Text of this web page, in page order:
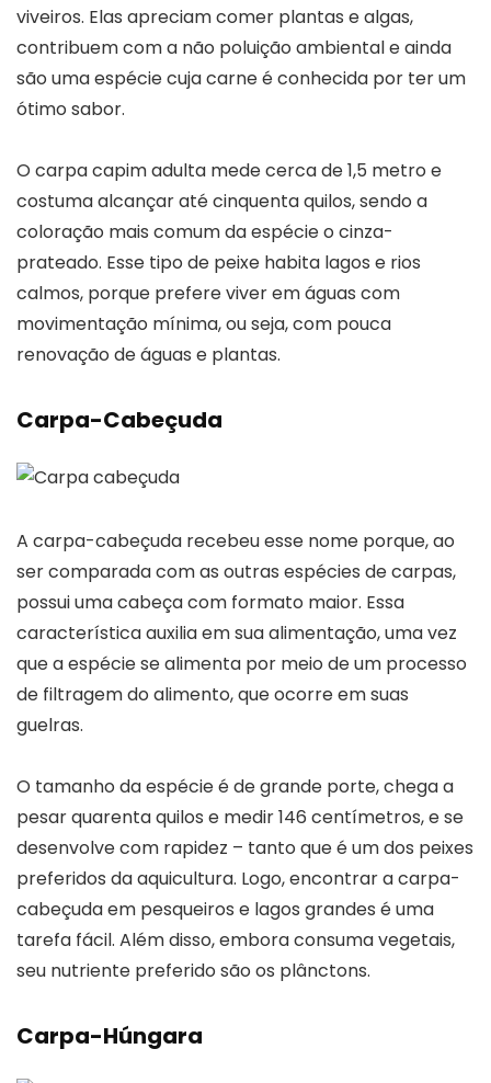
viveiros. Elas apreciam comer plantas e algas,
contribuem com a não poluição ambiental e ainda
são uma espécie cuja carne é conhecida por ter um
ótimo sabor.
O carpa capim adulta mede cerca de 1,5 metro e
costuma alcançar até cinquenta quilos, sendo a
coloração mais comum da espécie o cinza-
prateado. Esse tipo de peixe habita lagos e rios
calmos, porque prefere viver em águas com
movimentação mínima, ou seja, com pouca
renovação de águas e plantas.
Carpa-Cabeçuda
A carpa-cabeçuda recebeu esse nome porque, ao
ser comparada com as outras espécies de carpas,
possui uma cabeça com formato maior. Essa
característica auxilia em sua alimentação, uma vez
que a espécie se alimenta por meio de um processo
de filtragem do alimento, que ocorre em suas
guelras.
O tamanho da espécie é de grande porte, chega a
pesar quarenta quilos e medir 146 centímetros, e se
desenvolve com rapidez – tanto que é um dos peixes
preferidos da aquicultura. Logo, encontrar a carpa-
cabeçuda em pesqueiros e lagos grandes é uma
tarefa fácil. Além disso, embora consuma vegetais,
seu nutriente preferido são os plânctons.
Carpa-Húngara